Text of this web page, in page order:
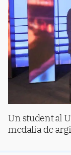
Un student al
medalia de